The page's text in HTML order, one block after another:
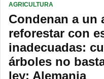
AGRICULTURA
Condenan a un
reforestar con
inadecuadas:
árboles no
ley: Alemania